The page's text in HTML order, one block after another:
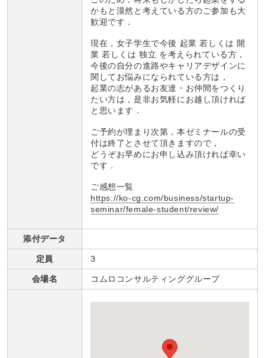
かもと漠然と考えている方のご参加も大
歓迎です．
現在，女子学生で今後 起業 若しくは 開
業 若しくは 独立 を考えられている方，
今後の自分の進路やキャリアデザインに
関してお悩みになられている方は，
起業の志があるお友達・お仲間をつくり
たい方は，是非お気軽にお越し頂ければ
と思います．
ご予約が埋まり次第，本ゼミナールの受
付は終了とさせて頂きますので，
どうぞお早めにお申し込み頂ければ幸い
です．
ご感想一覧
https://ko-cg.com/business/startup-
seminar/female-student/review/
添付データ
定員 3
会場名 コムロコンサルティンググループ